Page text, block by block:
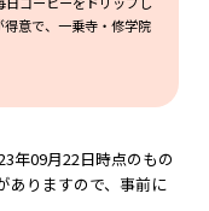
意で、一乗寺・修学院
年09月22日時点のもの
ありますので、事前に